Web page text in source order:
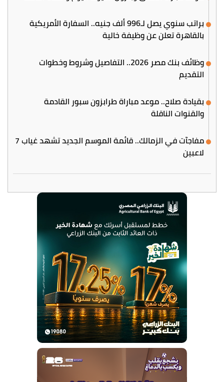
براتب سنوي يصل لـ996 ألف جنيه.. السفارة الأمريكية
بالقاهرة تعلن عن وظيفة خالية
وظائف بنك مصر 2026.. التفاصيل وشروط وخطوات
التقديم
بقيادة صلاح.. موعد مباراة طرابزون سبور القادمة
والقنوات الناقلة
مفاجآت في الزمالك.. قائمة الموسم الجديد تشهد غياب 7
لاعبين